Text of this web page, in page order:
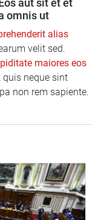
aut sit et et
omnis ut
alias
velit sed.
maiores eos
quis neque sint
non rem sapiente.